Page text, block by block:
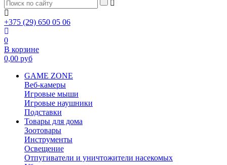
+375 (29) 650 05 06
0
В корзине
0,00 руб
GAME ZONE
Веб-камеры
Игровые мыши
Игровые наушники
Подставки
Товары для дома
Зоотовары
Инструменты
Освещение
Отпугиватели и уничтожители насекомых